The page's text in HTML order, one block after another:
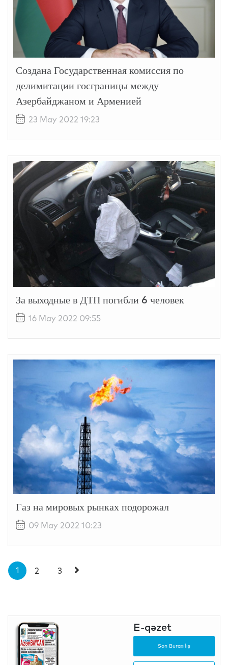
Создана Государственная комиссия по
делимитации госграницы между
Азербайджаном и Арменией
23 May 2022 19:23
За выходные в ДТП погибли 6 человек
16 May 2022 09:55
Газ на мировых рынках подорожал
09 May 2022 10:23
1 2 3
E-qəzet
Son Buraxılış